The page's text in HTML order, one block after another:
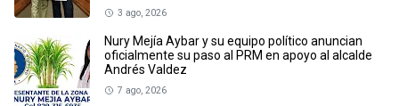
3 ago, 2026
Nury Mejía Aybar y su equipo político anuncian
oficialmente su paso al PRM en apoyo al alcalde
Andrés Valdez
7 ago, 2026